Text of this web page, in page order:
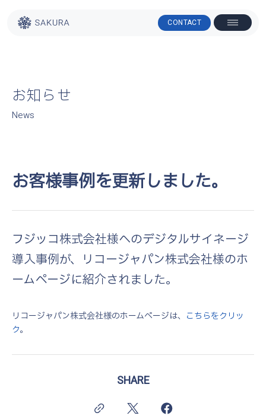
本文までスキップする
CONTACT メニュ
お知らせ
News
お客様事例を更新しました。
フジッコ株式会社様へのデジタルサイネージ
導入事例が、リコージャパン株式会社様のホ
ームページに紹介されました。
リコージャパン株式会社様のホームページは、 こちらをクリッ
ク。
SHARE